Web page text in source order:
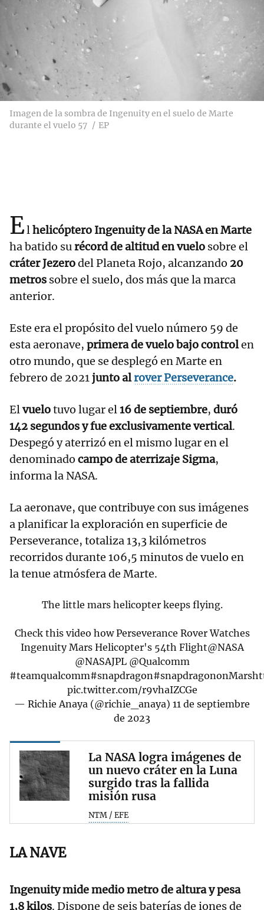
Imagen de la sombra de Ingenuity en el suelo de Marte
durante el vuelo 57
EP
Elhelicóptero Ingenuity de la NASA en Marte
ha batido surécord de altitud en vuelo sobre el
cráter Jezerodel Planeta Rojo, alcanzando 20
metros sobre el suelo, dos más que la marca
anterior.
Este era el propósito del vuelo número 59 de
esta aeronave, primera de vuelo bajo controlen
otro mundo, que se desplegó en Marte en
febrero de 2021junto alrover Perseverance.
Elvuelotuvo lugar el16 de septiembre, duró
142 segundos y fue exclusivamente vertical.
Despegó y aterrizó en el mismo lugar en el
denominado campo de aterrizaje Sigma,
informa la NASA.
La aeronave, que contribuye con sus imágenes
a planificar la exploración en superficie de
Perseverance, totaliza 13,3 kilómetros
recorridos durante 106,5 minutos de vuelo en
la tenue atmósfera de Marte.
The little mars helicopter keeps flying.
Check this video how Perseverance Rover Watches
Ingenuity Mars Helicopter's 54th Flight@NASA
@NASAJPL @Qualcomm
#teamqualcomm#snapdragon#snapdragononMars
pic.twitter.com/r9vhaIZCGe
— Richie Anaya (@richie_anaya) 11 de septiembre
de 2023
La NASA logra imágenes de
un nuevo cráter en la Luna
surgido tras la fallida
misión rusa
NTM / EFE
LA NAVE
Ingenuity mide medio metro de altura y pesa
1,8 kilos. Dispone de seis baterías de iones de